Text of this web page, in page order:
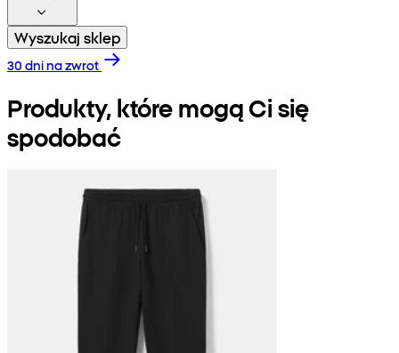
Wyszukaj sklep
30 dni na zwrot
Produkty, które mogą Ci się
spodobać